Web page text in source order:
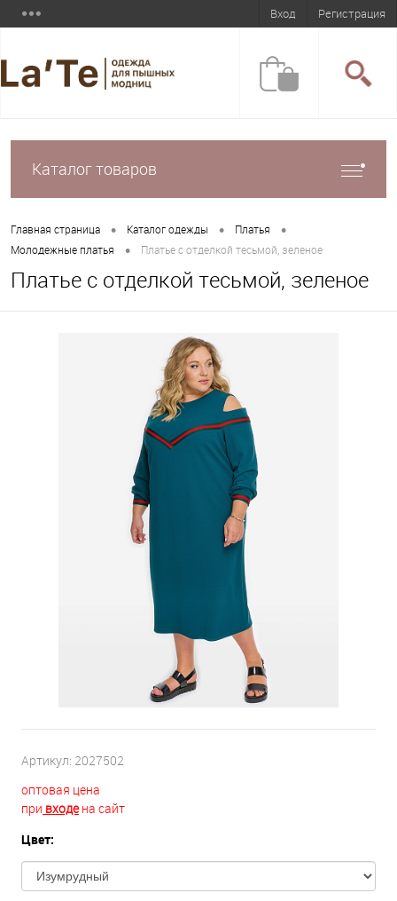
Вход Регистрация
Каталог товаров
Главная страница • Каталог одежды • Платья •
Молодежные платья • Платье с отделкой тесьмой, зеленое
Платье с отделкой тесьмой, зеленое
Артикул: 2027502
оптовая цена
при входена сайт
Цвет: